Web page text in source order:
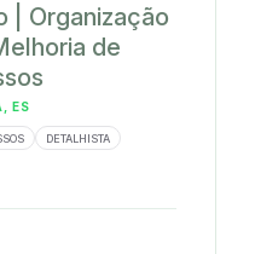
| Organização
de
ES
DETALHISTA